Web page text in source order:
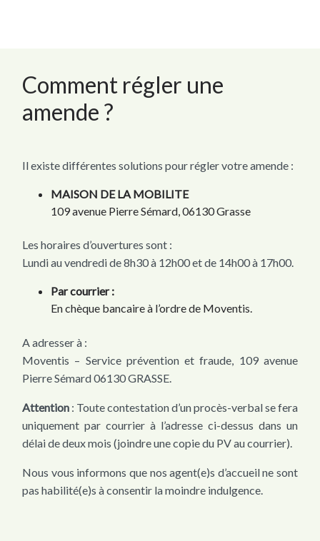
Comment régler une
amende ?
Il existe différentes solutions pour régler votre amende :
MAISON DE LA MOBILITE
109 avenue Pierre Sémard, 06130 Grasse
Les horaires d’ouvertures sont :
Lundi au vendredi de 8h30 à 12h00 et de 14h00 à 17h00.
Par courrier :
En chèque bancaire à l’ordre de Moventis.
A adresser à :
Moventis – Service prévention et fraude, 109 avenue
Pierre Sémard 06130 GRASSE.
Attention : Toute contestation d’un procès-verbal se fera
uniquement par courrier à l’adresse ci-dessus dans un
délai de deux mois (joindre une copie du PV au courrier).
Nous vous informons que nos agent(e)s d’accueil ne sont
pas habilité(e)s à consentir la moindre indulgence.